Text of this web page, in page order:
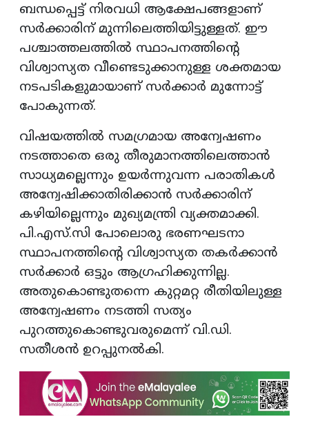
ബന്ധപ്പെട്ട് നിരവധി ആക്ഷേപങ്ങളാണ്
സർക്കാരിന് മുന്നിലെത്തിയിട്ടുള്ളത്. ഈ
പശ്ചാത്തലത്തിൽ സ്ഥാപനത്തിന്റെ
വിശ്വാസ്യത വീണ്ടെടുക്കാനുള്ള ശക്തമായ
നടപടികളുമായാണ് സർക്കാർ മുന്നോട്ട്
പോകുന്നത്.
​വിഷയത്തിൽ സമഗ്രമായ അന്വേഷണം
നടത്താതെ ഒരു തീരുമാനത്തിലെത്താൻ
സാധ്യമല്ലെന്നും ഉയർന്നുവന്ന പരാതികൾ
അന്വേഷിക്കാതിരിക്കാൻ സർക്കാരിന്
കഴിയില്ലെന്നും മുഖ്യമന്ത്രി വ്യക്തമാക്കി.
പി.എസ്.സി പോലൊരു ഭരണഘടനാ
സ്ഥാപനത്തിന്റെ വിശ്വാസ്യത തകർക്കാൻ
സർക്കാർ ഒട്ടും ആഗ്രഹിക്കുന്നില്ല.
അതുകൊണ്ടുതന്നെ കുറ്റമറ്റ രീതിയിലുള്ള
അന്വേഷണം നടത്തി സത്യം
പുറത്തുകൊണ്ടുവരുമെന്ന് വി.ഡി.
സതീശൻ ഉറപ്പുനൽകി.